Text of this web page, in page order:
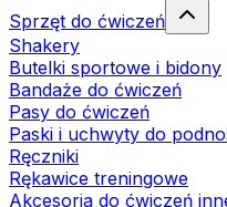
Sprzęt do ćwiczeń
Shakery
Butelki sportowe i bidony
Bandaże do ćwiczeń
Pasy do ćwiczeń
Paski i uchwyty do
Ręczniki
Rękawice treningowe
Akcesoria do ćwiczeń